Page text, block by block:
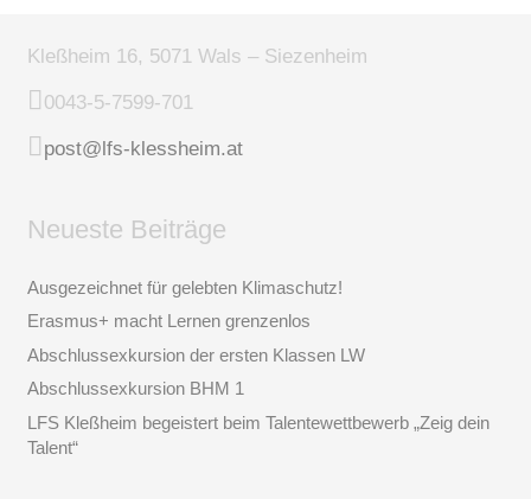
Kleßheim 16, 5071 Wals – Siezenheim
0043-5-7599-701
post@lfs-klessheim.at
Neueste Beiträge
Ausgezeichnet für gelebten Klimaschutz!
Erasmus+ macht Lernen grenzenlos
Abschlussexkursion der ersten Klassen LW
Abschlussexkursion BHM 1
LFS Kleßheim begeistert beim Talentewettbewerb „Zeig dein
Talent“